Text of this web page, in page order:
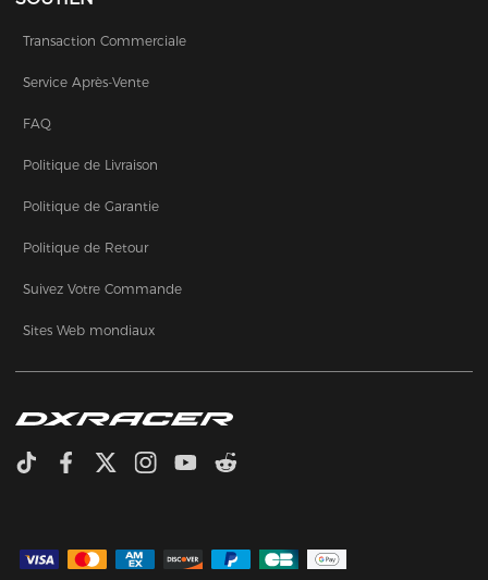
Transaction Commerciale
Service Après-Vente
FAQ
Politique de Livraison
Politique de Garantie
Politique de Retour
Suivez Votre Commande
Sites Web mondiaux